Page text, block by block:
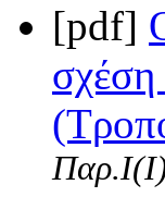
[pdf]
σχέση